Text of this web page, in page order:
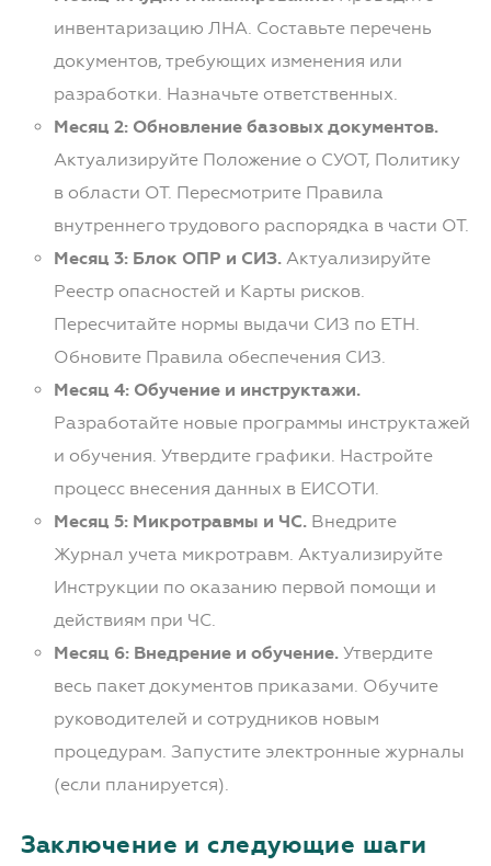
инвентаризацию ЛНА. Составьте перечень
документов, требующих изменения или
разработки. Назначьте ответственных.
Месяц 2: Обновление базовых документов.
Актуализируйте Положение о СУОТ, Политику
в области ОТ. Пересмотрите Правила
внутреннего трудового распорядка в части ОТ.
Месяц 3: Блок ОПР и СИЗ.Актуализируйте
Реестр опасностей и Карты рисков.
Пересчитайте нормы выдачи СИЗ по ЕТН.
Обновите Правила обеспечения СИЗ.
Месяц 4: Обучение и инструктажи.
Разработайте новые программы инструктажей
и обучения. Утвердите графики. Настройте
процесс внесения данных в ЕИСОТИ.
Месяц 5: Микротравмы и ЧС.Внедрите
Журнал учета микротравм. Актуализируйте
Инструкции по оказанию первой помощи и
действиям при ЧС.
Месяц 6: Внедрение и обучение.Утвердите
весь пакет документов приказами. Обучите
руководителей и сотрудников новым
процедурам. Запустите электронные журналы
(если планируется).
Заключение и следующие шаги